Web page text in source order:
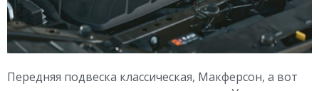
Передняя подвеска классическая, Макферсон, а вот